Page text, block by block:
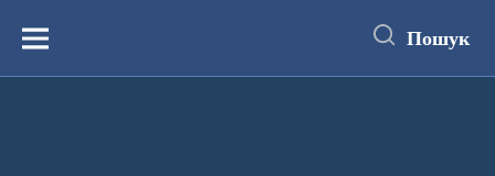
вмістуМеню Пошук